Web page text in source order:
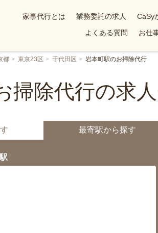
家事代行とは 業務委託の求人
CaSy
よくある質問
お仕
都 東京23区 千代田区 岩本町駅のお掃除代行
掃除代行の求
最寄駅から探す